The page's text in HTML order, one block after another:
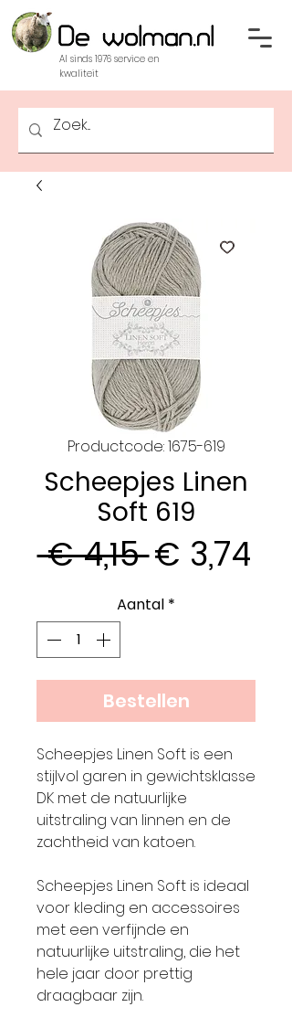
Al sinds 1976 service en
kwaliteit
Productcode: 1675-619
Scheepjes Linen
Soft 619
€ 4,15 Normale
prijs
€ 3,74
Aantal *
Bestellen
Scheepjes Linen Soft is een
stijlvol garen in gewichtsklasse
DK met de natuurlijke
uitstraling van linnen en de
zachtheid van katoen.
Scheepjes Linen Soft is ideaal
voor kleding en accessoires
met een verfijnde en
natuurlijke uitstraling, die het
hele jaar door prettig
draagbaar zijn.